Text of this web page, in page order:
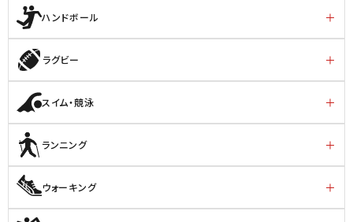
ハンドボール
ラグビー
スイム・競泳
ランニング
ウォーキング